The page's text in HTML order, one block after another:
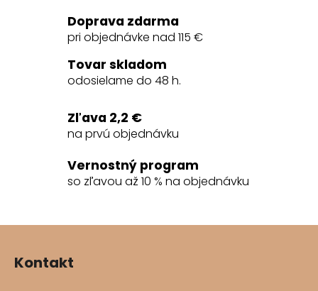
l
á
a
c
p
r
v
k
y
ý
Doprava zdarma
pri objednávke nad 115 €
Tovar skladom
odosielame do 48 h.
Zľava 2,2 €
na prvú objednávku
Vernostný program
so zľavou až 10 % na objednávku
Kontakt